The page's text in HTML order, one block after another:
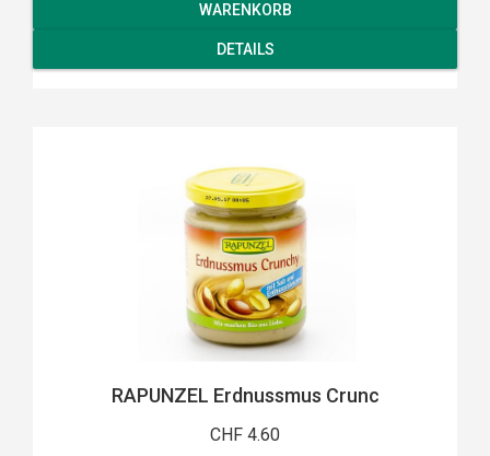
WARENKORB
DETAILS
RAPUNZEL Erdnussmus Crunc
CHF 4.60